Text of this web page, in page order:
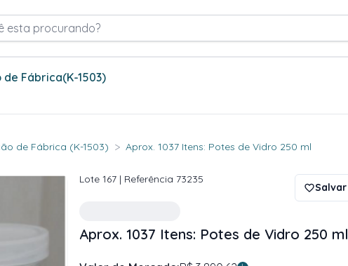
esta procurando?
de Fábrica(K-1503)
de Fábrica (K-1503) > Aprox. 1037 Itens: Potes de Vidro 250 ml
Lote 167| Referência 73235
Salvar
Aprox. 1037 Itens: Potes de Vidro 250 ml